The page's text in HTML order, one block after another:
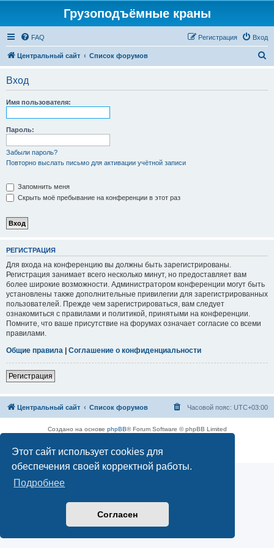
Этот сайт использует cookies для
обеспечения своей корректной работы.
Подробнее
Согласен
Грузоподъёмные краны
FAQ Вход
Регистрация
Центральный сайт Список форумов
Вход
Имя пользователя:
Пароль:
Забыли пароль?
Повторно выслать письмо для активации учётной записи
Запомнить меня
Скрыть моё пребывание на конференции в этот раз
РЕГИСТРАЦИЯ
Для входа на конференцию вы должны быть зарегистрированы.
Регистрация занимает всего несколько минут, но предоставляет вам
более широкие возможности. Администратором конференции могут быть
установлены также дополнительные привилегии для зарегистрированных
пользователей. Прежде чем зарегистрироваться, вам следует
ознакомиться с правилами и политикой, принятыми на конференции.
Помните, что ваше присутствие на форумах означает согласие со всеми
правилами.
Общие правила | Соглашение о конфиденциальности
Регистрация
Центральный сайт Список форумов Часовой пояс: UTC+03:00
Создано на основе phpBB® Forum Software © phpBB Limited
Конфиденциальность|Правила